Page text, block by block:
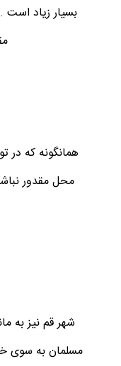
بسیار زیاد است
همانگونه که در
محل مقدور
شهر قم نیز به
مسلمان به سوی